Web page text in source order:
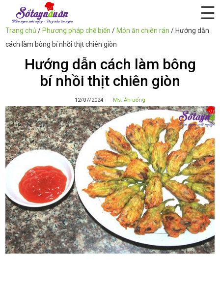
☰
Trang chủ / Phương pháp chế biến / Món ăn chiên rán / Hướng dẫn
cách làm bông bí nhồi thịt chiên giòn
Hướng dẫn cách làm bông
bí nhồi thịt chiên giòn
12/07/2024 Ms. Ăn uống